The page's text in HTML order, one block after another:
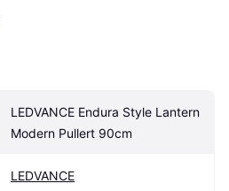
LEDVANCE Endura Style Lantern
Modern Pullert 90cm
LEDVANCE